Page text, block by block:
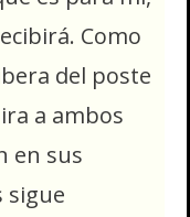
Como
del poste
a ambos
en sus
sigue